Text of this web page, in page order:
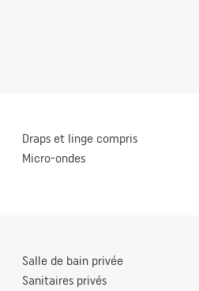
Draps et linge compris
Micro-ondes
Salle de bain privée
Sanitaires privés